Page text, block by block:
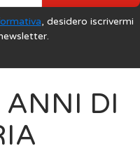
, desidero iscrivermi
ANNI DI